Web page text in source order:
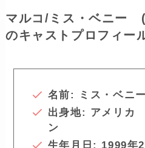
マルコ/ミス・ベニー
のキャストプロフィー
名前: ミス・ベニ
出身地: アメリカ
ン
生年月日: 1999年2